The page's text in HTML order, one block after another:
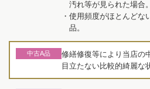
汚れ等が見られた場合。
・使用頻度がほとんど
品。
中古A品
修繕修復等により当店の
目立たない比較的綺麗な